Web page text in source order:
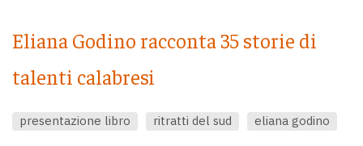
Eliana Godino racconta 35 storie di
talenti calabresi
presentazione libro ritratti del sud eliana godino